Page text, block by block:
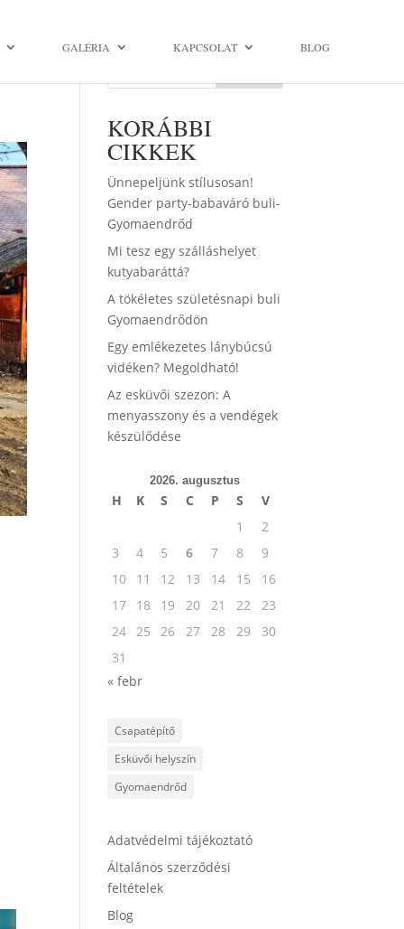
GALÉRIA KAPCSOLAT BLOG
KORÁBBI
CIKKEK
Ünnepeljünk stílusosan!
Gender party-babaváró buli-
Gyomaendrőd
Mi tesz egy szálláshelyet
kutyabaráttá?
A tökéletes születésnapi buli
Gyomaendrődön
Egy emlékezetes lánybúcsú
vidéken? Megoldható!
Az esküvői szezon: A
menyasszony és a vendégek
készülődése
2026. augusztus
H K S C P S
V
1
2
3
4 5 6 7 8
9
10
11 12 13 14 15
16
17
18 19 20 21 22
23
24 25 26 27 28 29
30
31
« febr
Csapatépítő
Esküvői helyszín
Gyomaendrőd
Adatvédelmi tájékoztató
Általános szerződési
feltételek
Blog